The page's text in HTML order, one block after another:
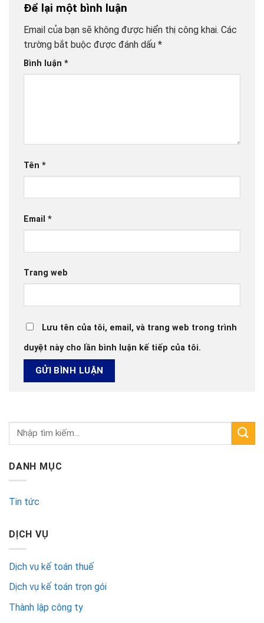
Để lại một bình luận
Email của bạn sẽ không được hiển thị công khai. Các
trường bắt buộc được đánh dấu *
Bình luận *
Tên *
Email *
Trang web
Lưu tên của tôi, email, và trang web trong trình
duyệt này cho lần bình luận kế tiếp của tôi.
DANH MỤC
Tin tức
DỊCH VỤ
Dịch vụ kế toán thuế
Dịch vụ kế toán trọn gói
Thành lập công ty